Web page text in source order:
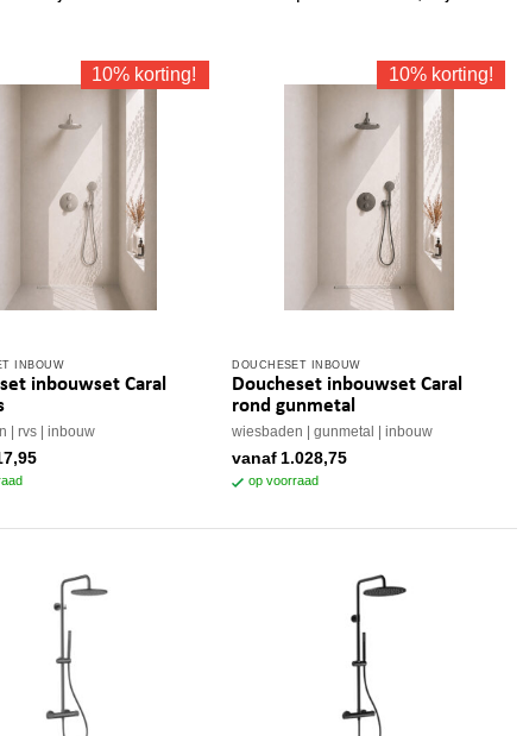
10% korting!
INBOUW
inbouwset Caral
rvs inbouw
10% korting!
DOUCHESET INBOUW
Doucheset inbouwset Caral
rond gunmetal
wiesbaden gunmetal inbouw
vanaf 1.028,75
op voorraad
Dit
product
heeft
meerdere
variaties.
optie